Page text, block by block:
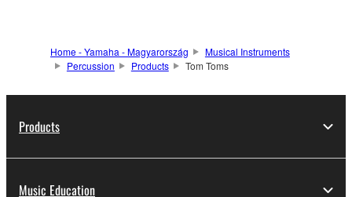
Home - Yamaha - Magyarország
Musical Instruments
Percussion
Products Tom Toms
Products
Music Education